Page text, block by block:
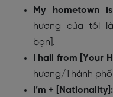
My hometown
hương của tôi
bạn].
I hail from [Your
hương/Thành
I’m + [Nationality]: